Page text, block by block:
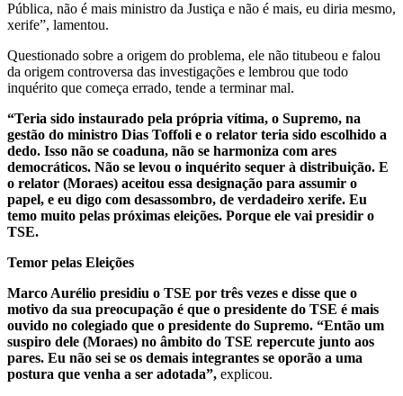
Pública, não é mais ministro da Justiça e não é mais, eu diria mesmo,
xerife”, lamentou.
Questionado sobre a origem do problema, ele não titubeou e falou
da origem controversa das investigações e lembrou que todo
inquérito que começa errado, tende a terminar mal.
“Teria sido instaurado pela própria vítima, o Supremo, na
gestão do ministro Dias Toffoli e o relator teria sido escolhido a
dedo. Isso não se coaduna, não se harmoniza com ares
democráticos. Não se levou o inquérito sequer à distribuição. E
o relator (Moraes) aceitou essa designação para assumir o
papel, e eu digo com desassombro, de verdadeiro xerife. Eu
temo muito pelas próximas eleições. Porque ele vai presidir o
TSE.
Temor pelas Eleições
Marco Aurélio presidiu o TSE por três vezes e disse que o
motivo da sua preocupação é que o presidente do TSE é mais
ouvido no colegiado que o presidente do Supremo. “Então um
suspiro dele (Moraes) no âmbito do TSE repercute junto aos
pares. Eu não sei se os demais integrantes se oporão a uma
postura que venha a ser adotada”, explicou.